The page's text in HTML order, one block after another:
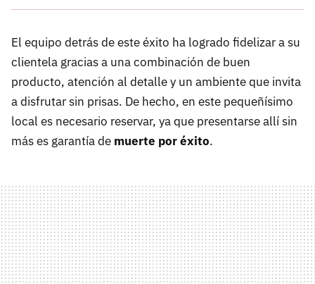
El equipo detrás de este éxito ha logrado fidelizar a su
clientela gracias a una combinación de buen
producto, atención al detalle y un ambiente que invita
a disfrutar sin prisas. De hecho, en este pequeñísimo
local es necesario reservar, ya que presentarse allí sin
más es garantía de muerte por éxito.